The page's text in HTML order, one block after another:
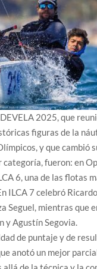
2025, que
figuras de la
y que cambió
categoría, fueron: en
6, una de las flotas
ILCA 7 celebró
Seguel, mientras que
y Agustín Segovia.
de puntaje y de
anotó un mejor